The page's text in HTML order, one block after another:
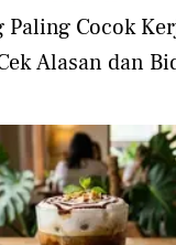
Paling Cocok
Alasan dan